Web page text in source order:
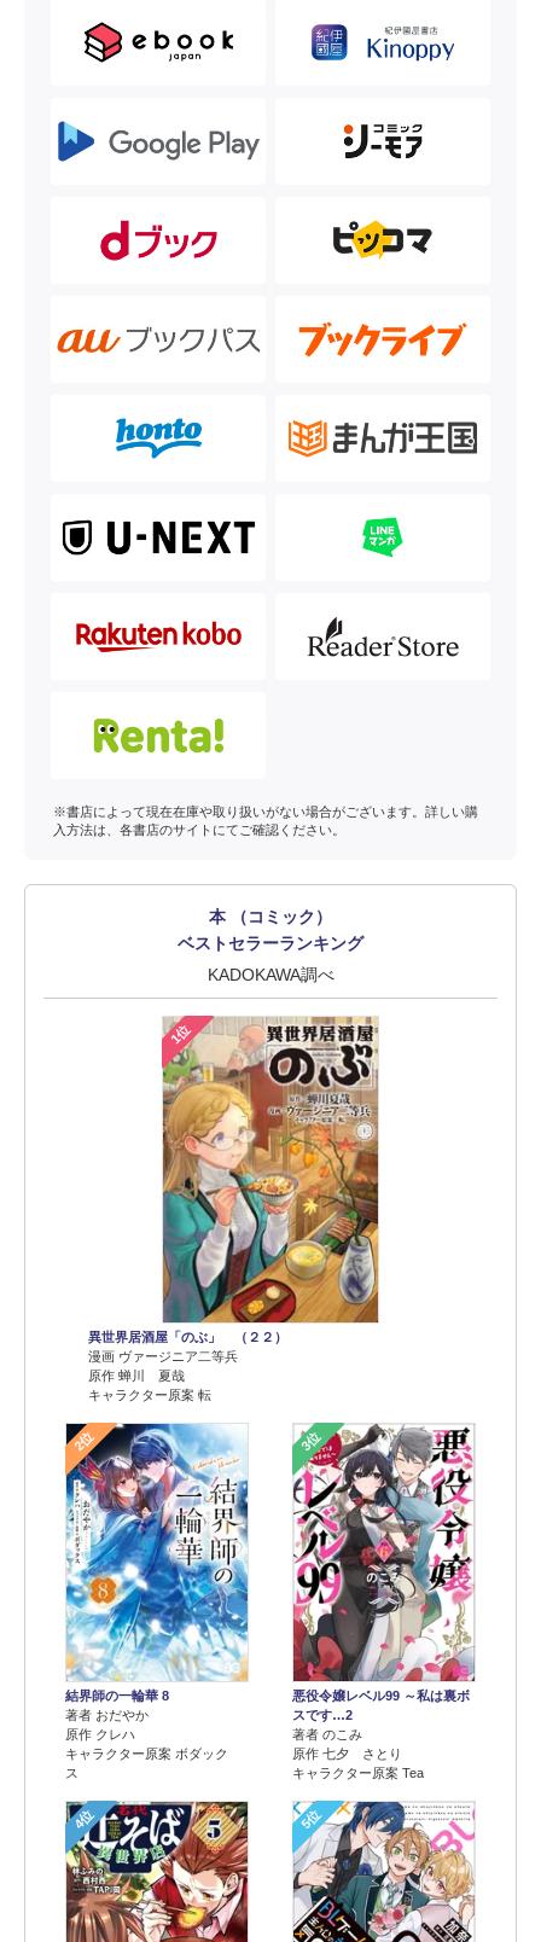
※書店によって現在在庫や取り扱いがない場合がございます。詳しい購
入方法は、各書店のサイトにてご確認ください。
本 （コミック）
ベストセラーランキング
KADOKAWA調べ
1位
異世界居酒屋「のぶ」 （２２）
漫画 ヴァージニア二等兵
原作 蝉川 夏哉
キャラクター原案 転
2位
結界師の一輪華 8
著者 おだやか
原作 クレハ
キャラクター原案 ボダック
ス
3位
悪役令嬢レベル99 ～私は裏ボ
スです…2
著者 のこみ
原作 七夕 さとり
キャラクター原案 Tea
4位 5位